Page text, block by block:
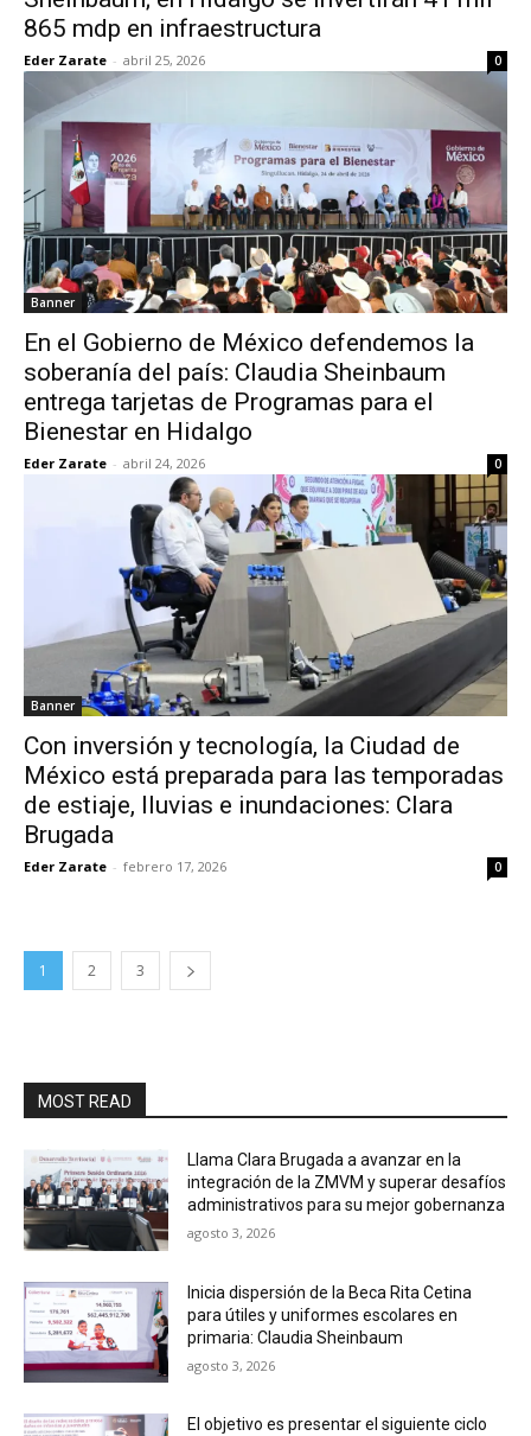
865 mdp en infraestructura
Eder Zarate - abril 25, 2026 0
Banner
En el Gobierno de México defendemos la
soberanía del país: Claudia Sheinbaum
entrega tarjetas de Programas para el
Bienestar en Hidalgo
Eder Zarate - abril 24, 2026 0
Banner
Con inversión y tecnología, la Ciudad de
México está preparada para las temporadas
de estiaje, lluvias e inundaciones: Clara
Brugada
Eder Zarate - febrero 17, 2026 0
1 2 3
MOST READ
Llama Clara Brugada a avanzar en la
integración de la ZMVM y superar desafíos
administrativos para su mejor gobernanza
agosto 3, 2026
Inicia dispersión de la Beca Rita Cetina
para útiles y uniformes escolares en
primaria: Claudia Sheinbaum
agosto 3, 2026
El objetivo es presentar el siguiente ciclo